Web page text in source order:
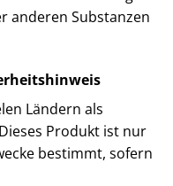
anderen Substanzen
Ländern als
Produkt ist nur
bestimmt, sofern